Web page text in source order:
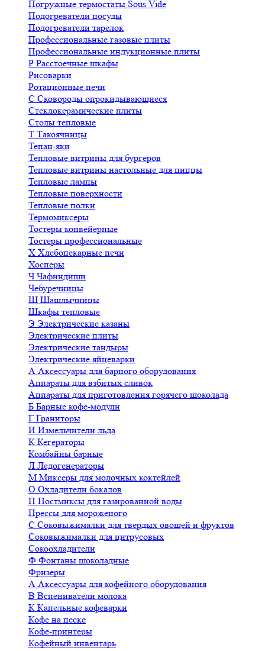
Погружные термостаты Sous Vide
Подогреватели посуды
Подогреватели тарелок
Профессиональные газовые плиты
Профессиональные индукционные плиты
Р Расстоечные шкафы
Рисоварки
Ротационные печи
С Сковороды опрокидывающиеся
Стеклокерамические плиты
Столы тепловые
Т Такоячницы
Тепан-яки
Тепловые витрины для бургеров
Тепловые витрины настольные для пиццы
Тепловые лампы
Тепловые поверхности
Тепловые полки
Термомиксеры
Тостеры конвейерные
Тостеры профессиональные
Х Хлебопекарные печи
Хосперы
ЧЧафиндиши
Чебуречницы
Ш Шашлычницы
Шкафы тепловые
Э Электрические казаны
Электрические плиты
Электрические тандыры
Электрические яйцеварки
А Аксессуары для барного оборудования
Аппараты для взбитых сливок
Аппараты для приготовления горячего шоколада
Б Барные кофе-модули
Г Граниторы
И Измельчители льда
К Кегераторы
Комбайны барные
Л Ледогенераторы
М Миксеры для молочных коктейлей
О Охладители бокалов
П Постмиксы для газированной воды
Прессы для мороженого
С Соковыжималки для твердых овощей и фруктов
Соковыжималки для цитрусовых
Сокоохладители
Ф Фонтаны шоколадные
Фризеры
А Аксессуары для кофейного оборудования
В Вспениватели молока
К Капельные кофеварки
Кофе на песке
Кофе-принтеры
Кофейный инвентарь